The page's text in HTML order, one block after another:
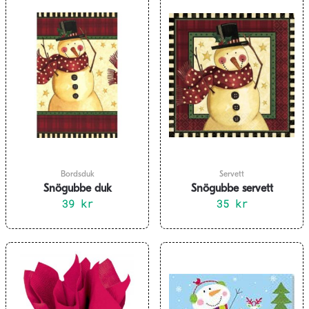
Bordsduk
Snögubbe duk
39 kr
Servett
Snögubbe servett
35 kr